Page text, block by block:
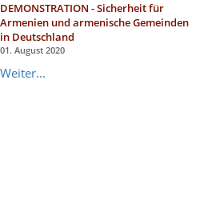
DEMONSTRATION - Sicherheit für
Armenien und armenische Gemeinden
in Deutschland
01. August 2020
Weiter...